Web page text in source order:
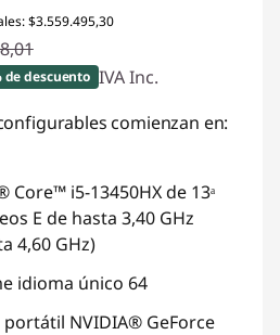
$3.559.495,30
de descuento IVA Inc.
IVA) :-$1.244.495,54
comienzan en:
i5-13450HX de 13ᵃ
E de hasta 3,40 GHz
4,60 GHz)
idioma único 64
NVIDIA® GeForce